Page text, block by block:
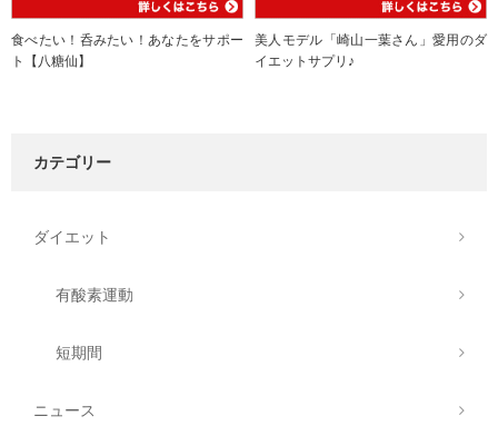
食べたい！呑みたい！あなたをサポー
ト【八糖仙】
美人モデル「崎山一葉さん」愛用のダ
イエットサプリ♪
カテゴリー
ダイエット
有酸素運動
短期間
ニュース